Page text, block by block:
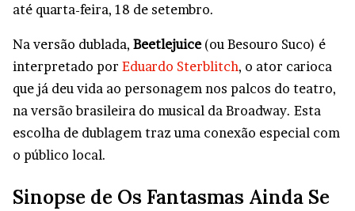
até quarta-feira, 18 de setembro.
Na versão dublada, Beetlejuice(ou Besouro Suco) é
interpretado por Eduardo Sterblitch, o ator carioca
que já deu vida ao personagem nos palcos do teatro,
na versão brasileira do musical da Broadway. Esta
escolha de dublagem traz uma conexão especial com
o público local.
Sinopse de Os Fantasmas Ainda Se